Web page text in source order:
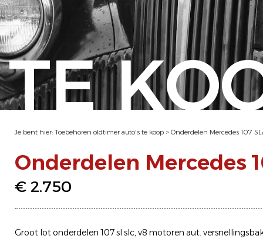
TE
Je bent hier: Toebehoren oldtimer auto's te koop > Onderdelen Mercedes 107
Onderdelen Mercedes
€ 2.750
Groot lot onderdelen 107 sl slc, v8 motoren aut.